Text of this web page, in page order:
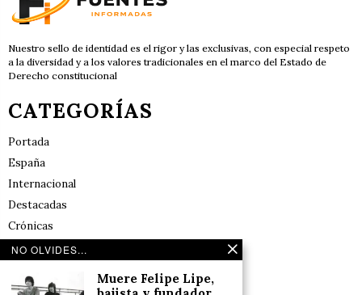
Nuestro sello de identidad es el rigor y las exclusivas, con especial respeto
a la diversidad y a los valores tradicionales en el marco del Estado de
Derecho constitucional
CATEGORÍAS
Portada
España
Internacional
Destacadas
Crónicas
Noticias de deportes en España
Reflexiones
NO OLVIDES...
Muere Felipe Lipe,